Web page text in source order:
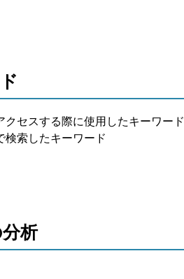
クセスする際に使用したキーワード
検索したキーワード
析